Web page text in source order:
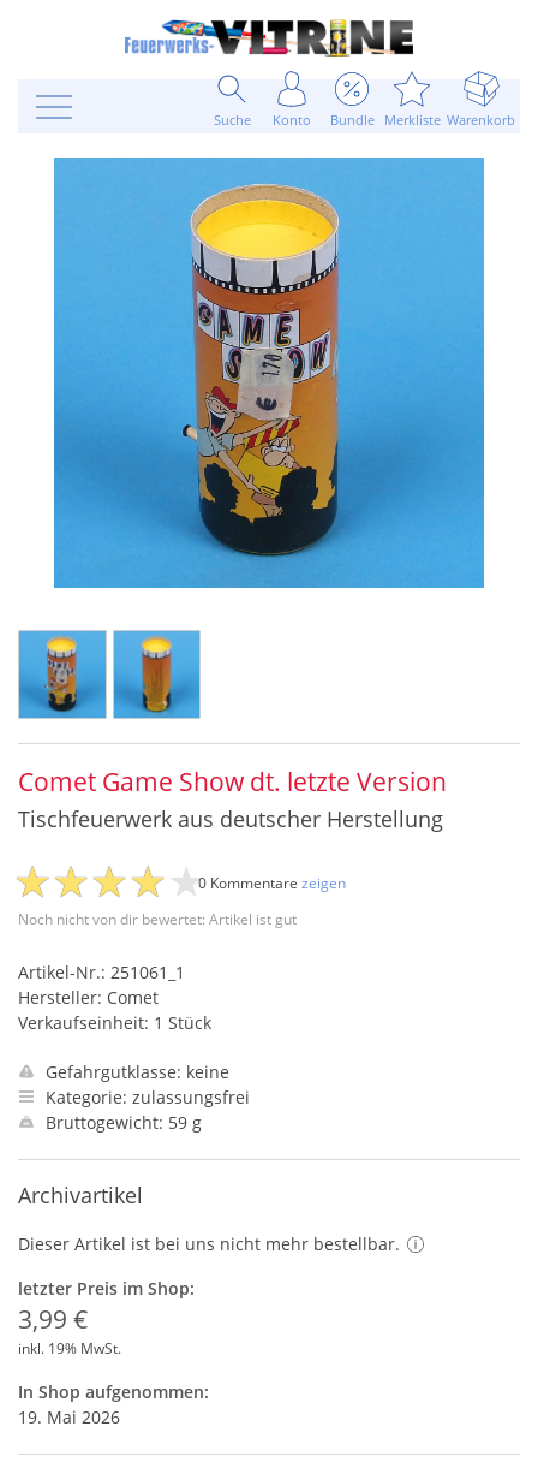
Suche Konto Bundle Merkliste Warenkorb
Comet Game Show dt. letzte Version
Tischfeuerwerk aus deutscher Herstellung
Noch nicht von dir bewertet: Artikel ist gut
0 Kommentare zeigen
Artikel-Nr.: 251061_1
Hersteller: Comet
Verkaufseinheit: 1 Stück
Gefahrgutklasse: keine
Kategorie: zulassungsfrei
Bruttogewicht: 59 g
Archivartikel
Dieser Artikel ist bei uns nicht mehr bestellbar.
letzter Preis im Shop:
3,99 €
inkl. 19% MwSt.
In Shop aufgenommen:
19. Mai 2026